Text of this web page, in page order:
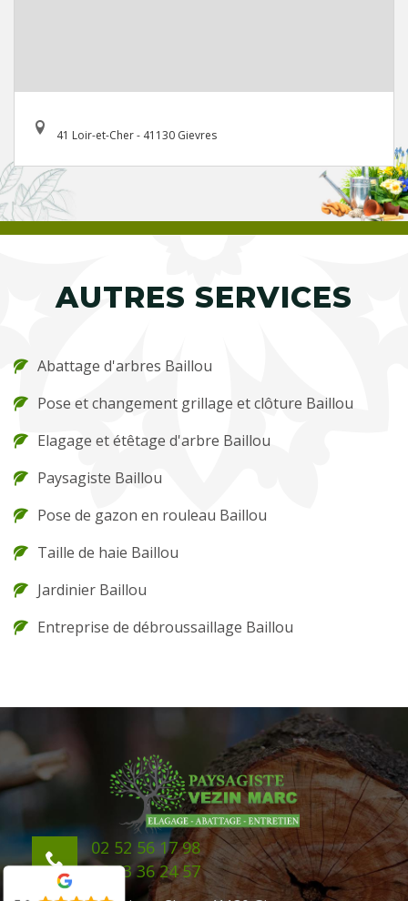
41 Loir-et-Cher - 41130 Gievres
AUTRES SERVICES
Abattage d'arbres Baillou
Pose et changement grillage et clôture Baillou
Elagage et étêtage d'arbre Baillou
Paysagiste Baillou
Pose de gazon en rouleau Baillou
Taille de haie Baillou
Jardinier Baillou
Entreprise de débroussaillage Baillou
02 52 56 17 98
06 43 36 24 57